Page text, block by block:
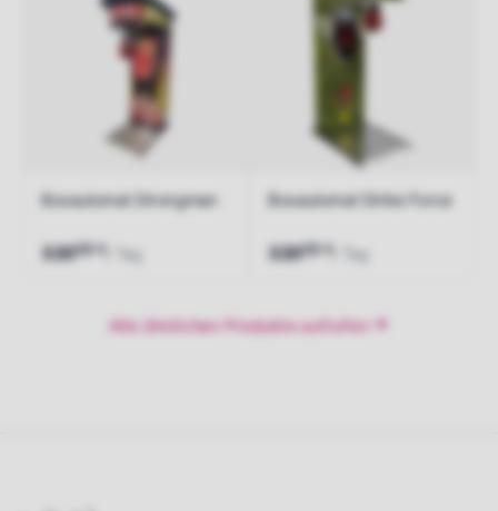
Boxautomat Strongman
32000 / Tag
Boxautomat Strike Force
32000 / Tag
Alle ähnlichen Produkte aufrufen